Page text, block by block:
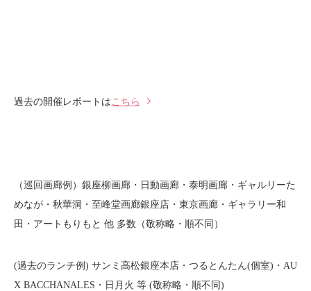
過去の開催レポートは こちら
（巡回画廊例）銀座柳画廊・日動画廊・泰明画廊・ギャルリーた
めなが・秋華洞・至峰堂画廊銀座店・東京画廊・ギャラリー和
田・アートもりもと 他 多数（敬称略・順不同）
(過去のランチ例) サンミ高松銀座本店・つるとんたん(個室)・AU
X BACCHANALES・日月火 等 (敬称略・順不同)